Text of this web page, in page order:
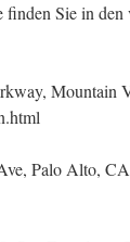
Sie in
Palo Alto,